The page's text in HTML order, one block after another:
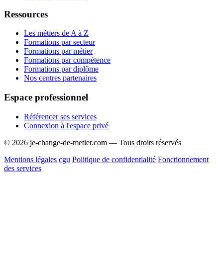
Ressources
Les métiers de A à Z
Formations par secteur
Formations par métier
Formations par compétence
Formations par diplôme
Nos centres partenaires
Espace professionnel
Référencer ses services
Connexion à l'espace privé
© 2026 je-change-de-metier.com — Tous droits réservés
Mentions légales cgu Politique de confidentialité Fonctionnement
des services